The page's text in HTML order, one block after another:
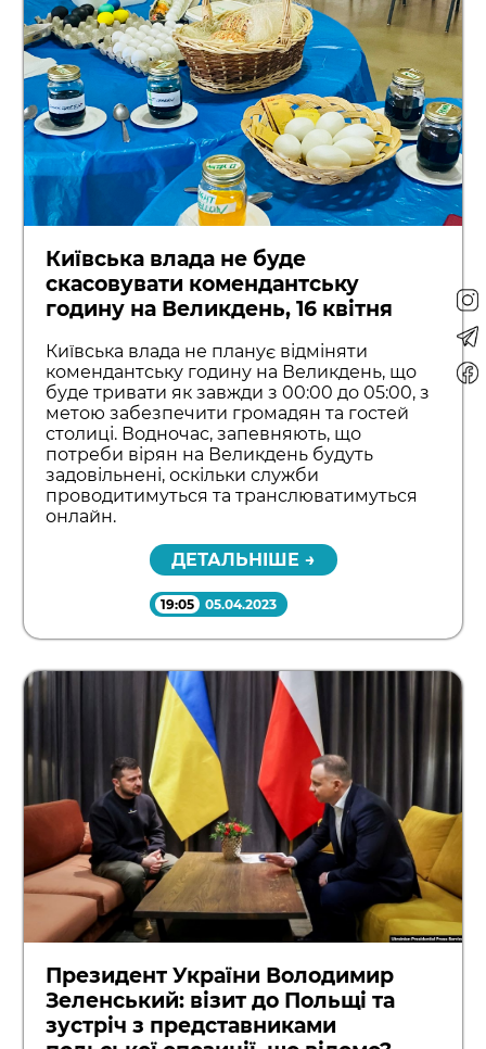
Київська влада не буде
скасовувати комендантську
годину на Великдень, 16 квітня
Київська влада не планує відміняти
комендантську годину на Великдень, що
буде тривати як завжди з 00:00 до 05:00, з
метою забезпечити громадян та гостей
столиці. Водночас, запевняють, що
потреби вірян на Великдень будуть
задовільнені, оскільки служби
проводитимуться та транслюватимуться
онлайн.
ДЕТАЛЬНІШЕ →
19:05 05.04.2023
Президент України Володимир
Зеленський: візит до Польщі та
зустріч з представниками